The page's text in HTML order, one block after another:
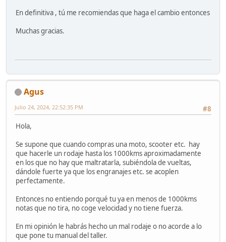
En definitiva , tú me recomiendas que haga el cambio entonces
Muchas gracias.
Agus
#8
Julio 24, 2024, 22:52:35 PM
Hola,
Se supone que cuando compras una moto, scooter etc. hay
que hacerle un rodaje hasta los 1000kms aproximadamente
en los que no hay que maltratarla, subiéndola de vueltas,
dándole fuerte ya que los engranajes etc. se acoplen
perfectamente.
Entonces no entiendo porqué tu ya en menos de 1000kms
notas que no tira, no coge velocidad y no tiene fuerza.
En mi opinión le habrás hecho un mal rodaje o no acorde a lo
que pone tu manual del taller.